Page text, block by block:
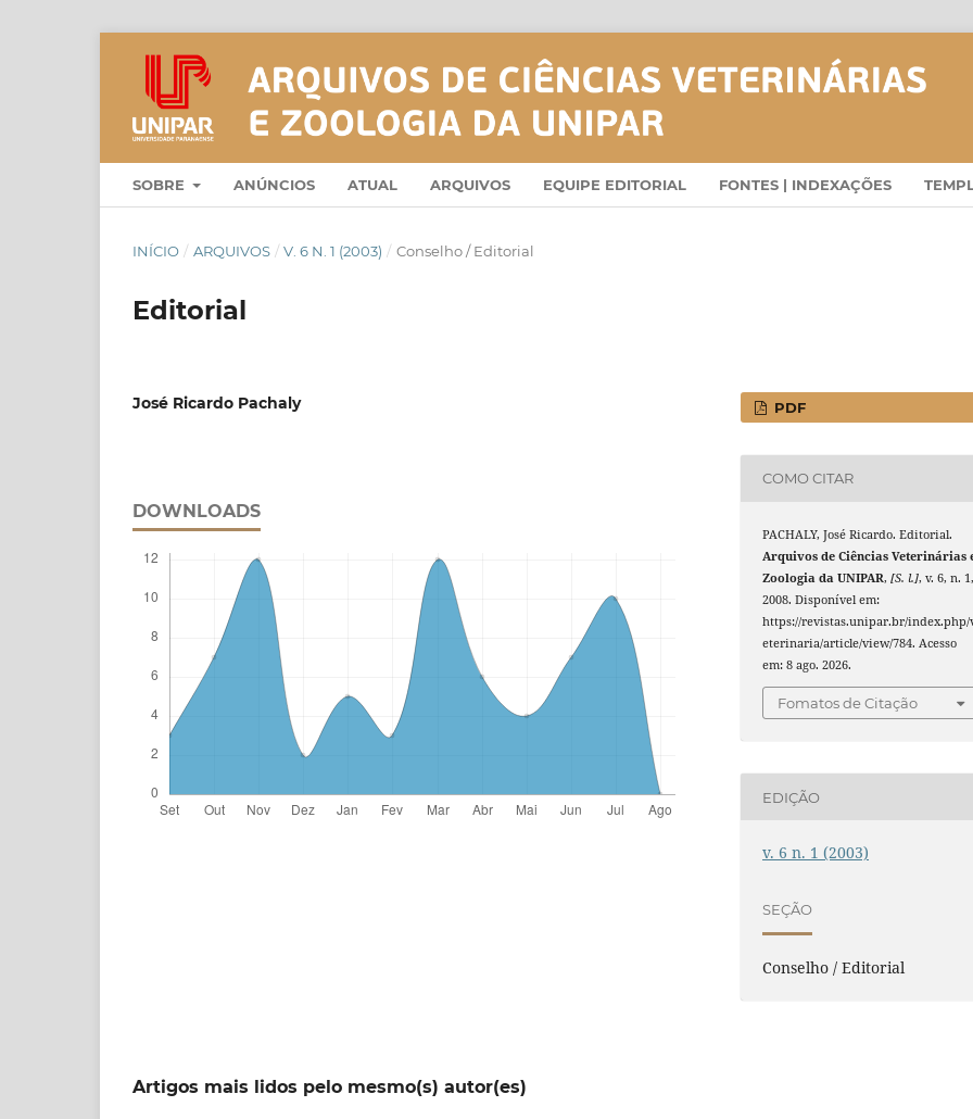
SOBRE ANÚNCIOS ATUAL ARQUIVOS EQUIPE EDITORIAL FONTES | INDEXAÇÕES
INÍCIO / ARQUIVOS / V. 6 N. 1 (2003) / Conselho / Editorial
Editorial
José Ricardo Pachaly
DOWNLOADS
PDF
COMO CITAR
PACHALY, José Ricardo. Editorial.
Arquivos de Ciências Veterinárias
Zoologia da UNIPAR,[S. l.], v. 6, n. 1,
2008. Disponível em:
https://revistas.unipar.br/index.php/
eterinaria/article/view/784. Acesso
em: 8 ago. 2026.
Fomatos de Citação
EDIÇÃO
v. 6 n. 1 (2003)
SEÇÃO
Conselho / Editorial
Artigos mais lidos pelo mesmo(s) autor(es)